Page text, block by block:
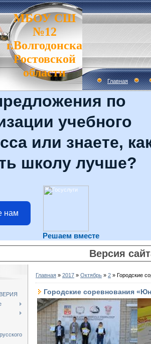
МБОУ СШ
№12
г.Волгодонска
Ростовской
области
Главная
по
учебного
или знаете,
школу лучше?
нам
Решаем вместе
Версия
Главная » 2017 » Октябрь » 2 » Городские
Городские соревнования